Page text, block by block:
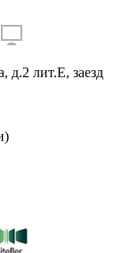
д.2 лит.Е, заезд